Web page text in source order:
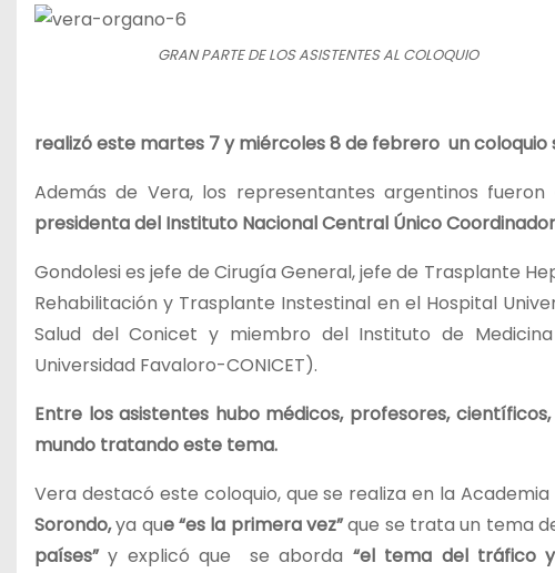
GRAN PARTE DE LOS ASISTENTES AL COLOQUIO
realizó este martes 7 y miércoles 8 de febrero un
Además de Vera, los representantes argentinos fueron
presidenta del Instituto Nacional Central Único
Gondolesi es jefe de Cirugía General, jefe de Trasplante
Rehabilitación y Trasplante Instestinal en el Hospital
Salud del Conicet y miembro del Instituto de
Universidad Favaloro-CONICET).
Entre los asistentes hubo médicos, profesores,
mundo tratando este tema.
Vera destacó este coloquio, que se realiza en la
Sorondo,ya que “es la primera vez”que se trata un tema
países”y explicó que se aborda “el tema del tráfico